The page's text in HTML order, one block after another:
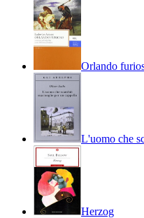
Orlando
L'uomo che
Herzog